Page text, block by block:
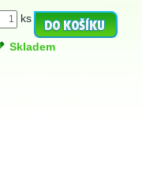
ks
Skladem